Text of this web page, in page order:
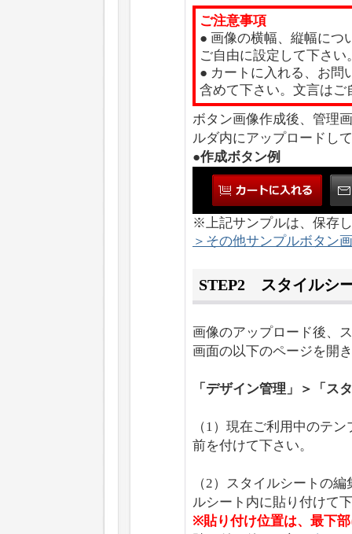
ご注意事項
● 画像の横幅、縦幅につ
ご自由に設定して下さい
● カートに入れる、お問
含めて下さい。文言は
ボタン画像作成後、管理
ルダ内にアップロードし
●作成ボタン例
※上記サンプルは、保存
＞その他サンプルボタン
STEP2 スタイルシ
画像のアップロード後、
画面の以下のページを開
「デザイン管理」＞「ス
（1）現在ご利用中のテ
前を付けて下さい。
（2）スタイルシートの
ルシート内に貼り付けて
※貼り付け位置は、最下